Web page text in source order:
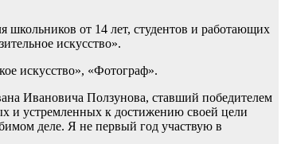
школьников от 14 лет, студентов и работающих
искусство».
искусство», «Фотограф».
Ивановича Ползунова, ставший победителем
и устремленных к достижению своей цели
деле. Я не первый год участвую в